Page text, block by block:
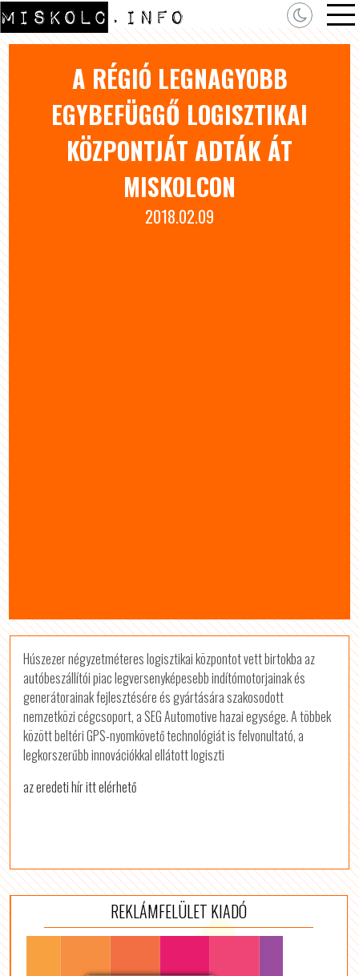
A RÉGIÓ LEGNAGYOBB
EGYBEFÜGGŐ LOGISZTIKAI
KÖZPONTJÁT ADTÁK ÁT
MISKOLCON
2018.02.09
Húszezer négyzetméteres logisztikai központot vett birtokba az
autóbeszállítói piac legversenyképesebb indítómotorjainak és
generátorainak fejlesztésére és gyártására szakosodott
nemzetközi cégcsoport, a SEG Automotive hazai egysége. A többek
között beltéri GPS-nyomkövető technológiát is felvonultató, a
legkorszerűbb innovációkkal ellátott logiszti
az eredeti hír itt elérhető
REKLÁMFELÜLET KIADÓ